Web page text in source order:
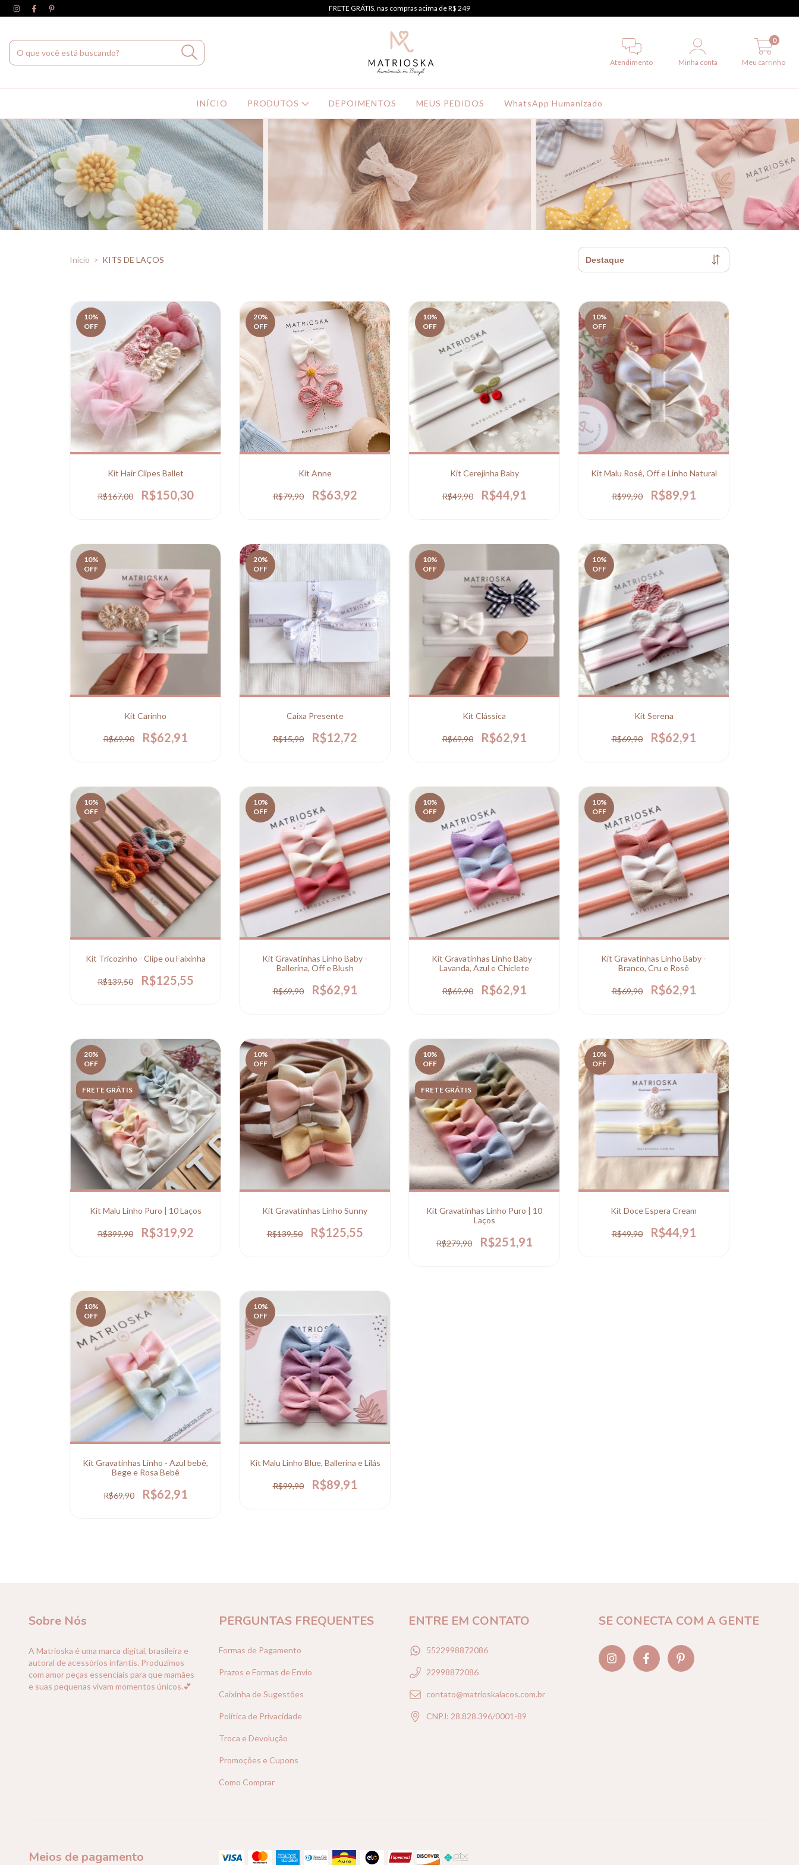
FRETE GRÁTIS, nas compras acima de R$ 249
Atendimento Minha conta Meu carrinho
0
INÍCIO PRODUTOS DEPOIMENTOS MEUS PEDIDOS WhatsApp Humanizado
Início > KITS DE LAÇOS
10%
OFF
Kit Hair Clipes Ballet
R$167,00 R$150,30
20%
OFF
Kit Anne
R$79,90 R$63,92
10%
OFF
Kit Cerejinha Baby
R$49,90 R$44,91
10%
OFF
Kit Malu Rosê, Off e Linho Natural
R$99,90 R$89,91
10%
OFF
Kit Carinho
R$69,90 R$62,91
20%
OFF
Caixa Presente
R$15,90 R$12,72
10%
OFF
Kit Clássica
R$69,90 R$62,91
10%
OFF
Kit Serena
R$69,90 R$62,91
10%
OFF
Kit Tricozinho - Clipe ou Faixinha
R$139,50 R$125,55
10%
OFF
Kit Gravatinhas Linho Baby -
Ballerina, Off e Blush
R$69,90 R$62,91
10%
OFF
Kit Gravatinhas Linho Baby -
Lavanda, Azul e Chiclete
R$69,90 R$62,91
10%
OFF
Kit Gravatinhas Linho Baby -
Branco, Cru e Rosê
R$69,90 R$62,91
20%
OFF
FRETE GRÁTIS
Kit Malu Linho Puro | 10 Laços
R$399,90 R$319,92
10%
OFF
Kit Gravatinhas Linho Sunny
R$139,50 R$125,55
10%
OFF
FRETE GRÁTIS
Kit Gravatinhas Linho Puro | 10
Laços
R$279,90 R$251,91
10%
OFF
Kit Doce Espera Cream
R$49,90 R$44,91
10%
OFF
Kit Gravatinhas Linho - Azul bebê,
Bege e Rosa Bebê
R$69,90 R$62,91
10%
OFF
Kit Malu Linho Blue, Ballerina e Lilás
R$99,90 R$89,91
Sobre Nós
A Matrioska é uma marca digital, brasileira e
autoral de acessórios infantis. Produzimos
com amor peças essenciais para que mamães
e suas pequenas vivam momentos únicos.💕
PERGUNTAS FREQUENTES
Formas de Pagamento
Prazos e Formas de Envio
Caixinha de Sugestões
Política de Privacidade
Troca e Devolução
Promoções e Cupons
Como Comprar
ENTRE EM CONTATO
5522998872086
22998872086
contato@matrioskalacos.com.br
CNPJ: 28.828.396/0001-89
SE CONECTA COM A GENTE
Meios de pagamento